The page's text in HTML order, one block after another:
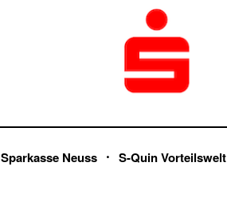
Sparkasse Neuss S-Quin Vorteilswelt